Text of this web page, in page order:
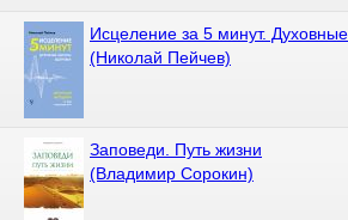
Исцеление за 5 минут.
(Николай Пейчев)
Заповеди. Путь жизни
(Владимир Сорокин)